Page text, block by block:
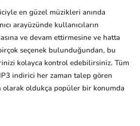
en güzel müzikleri anında
arayüzünde kullanıcıların
ve devam ettirmesine ve hatta
seçenek bulunduğundan, bu
kolayca kontrol edebilirsiniz. Tüm
indirici her zaman talep gören
olarak oldukça popüler bir konumda